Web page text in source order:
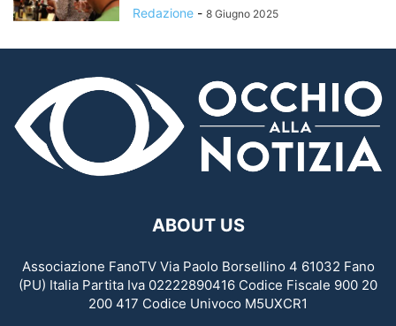
Redazione - 8 Giugno 2025
ABOUT US
Associazione FanoTV Via Paolo Borsellino 4 61032 Fano
(PU) Italia Partita Iva 02222890416 Codice Fiscale 900 20
200 417 Codice Univoco M5UXCR1